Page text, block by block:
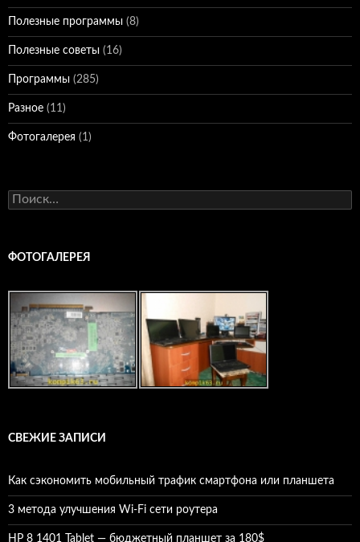
Полезные программы (8)
Полезные советы (16)
Программы (285)
Разное (11)
Фотогалерея (1)
Найти:
ФОТОГАЛЕРЕЯ
СВЕЖИЕ ЗАПИСИ
Как сэкономить мобильный трафик смартфона или планшета
3 метода улучшения Wi-Fi сети роутера
HP 8 1401 Tablet — бюджетный планшет за 180$